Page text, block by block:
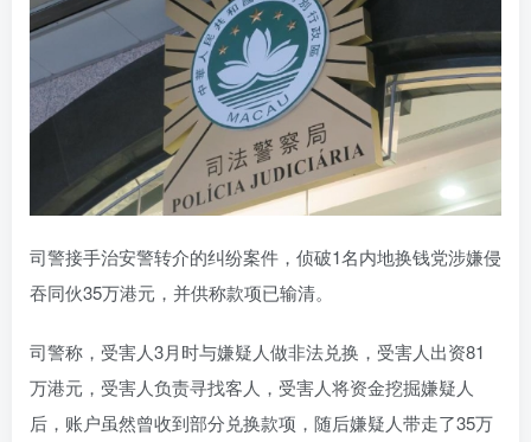
司警接手治安警转介的纠纷案件，侦破1名内地换钱党涉嫌侵
吞同伙35万港元，并供称款项已输清。
司警称，受害人3月时与嫌疑人做非法兑换，受害人出资81
万港元，受害人负责寻找客人，受害人将资金挖掘嫌疑人
后，账户虽然曾收到部分兑换款项，随后嫌疑人带走了35万